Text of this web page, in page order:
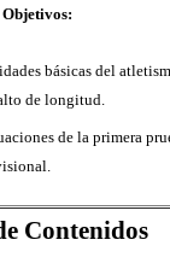
Objetivos:
básicas del
de longitud.
de la primera
Contenidos